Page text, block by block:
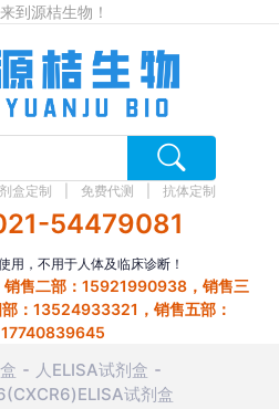
到源桔生物！
盒定制 免费代测 抗体定制
54479081
用，不用于人体及临床诊断！
售二部：15921990938，销售三
：13524933321，销售五部：
人ELISA试剂盒
试剂盒